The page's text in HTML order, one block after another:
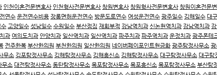
인천이혼전문변호사 인천형사전문변호사 창원변호사 창원형사전문변호사 창원이혼전문
연수 운전연수비용 장롱면허운전연수 방문도로연수 여성운전연수 광주일수 김해일수 대
고양일수 성남일수 수원일수 부산점집 재회부적 강남역치과 신논현역치과 강남역치과
과 여의도치과 안양치과 일산역치과 일산역치과 파주치과 파주역치과 운정치과 광주폰테
전주한복 부산한의원 부천한의원 일산한의원 네이버페이포인트현금화 광주탐정사무소
무소 김포탐정사무소 김해탐정사무소 김해흥신소 김해탐정사무소 대구탐정사무소 대구탐
무소 대전탐정사무소 동탄탐정사무소 목포탐정사무소 목포흥신소 목포탐정사무소 부산탐